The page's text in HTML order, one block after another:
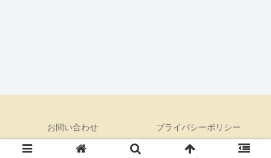
お問い合わせ プライバシーポリシー
© 2019 いぬやまにあ.